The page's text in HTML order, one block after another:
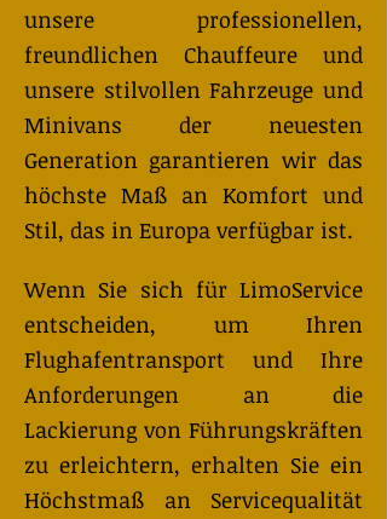
unsere professionellen,
freundlichen Chauffeure und
unsere stilvollen Fahrzeuge und
Minivans der neuesten
Generation garantieren wir das
höchste Maß an Komfort und
Stil, das in Europa verfügbar ist.
Wenn Sie sich für LimoService
entscheiden, um Ihren
Flughafentransport und Ihre
Anforderungen an die
Lackierung von Führungskräften
zu erleichtern, erhalten Sie ein
Höchstmaß an Servicequalität